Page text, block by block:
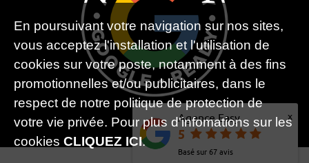
Agence Easy
5
Basé sur 67avis
x
En poursuivant votre navigation sur nos sites,
vous acceptez l'installation et l'utilisation de
cookies sur votre poste, notamment à des fins
promotionnelles et/ou publicitaires, dans le
respect de notre politique de protection de
votre vie privée. Pour plus d'infomations sur les
cookies CLIQUEZ ICI.